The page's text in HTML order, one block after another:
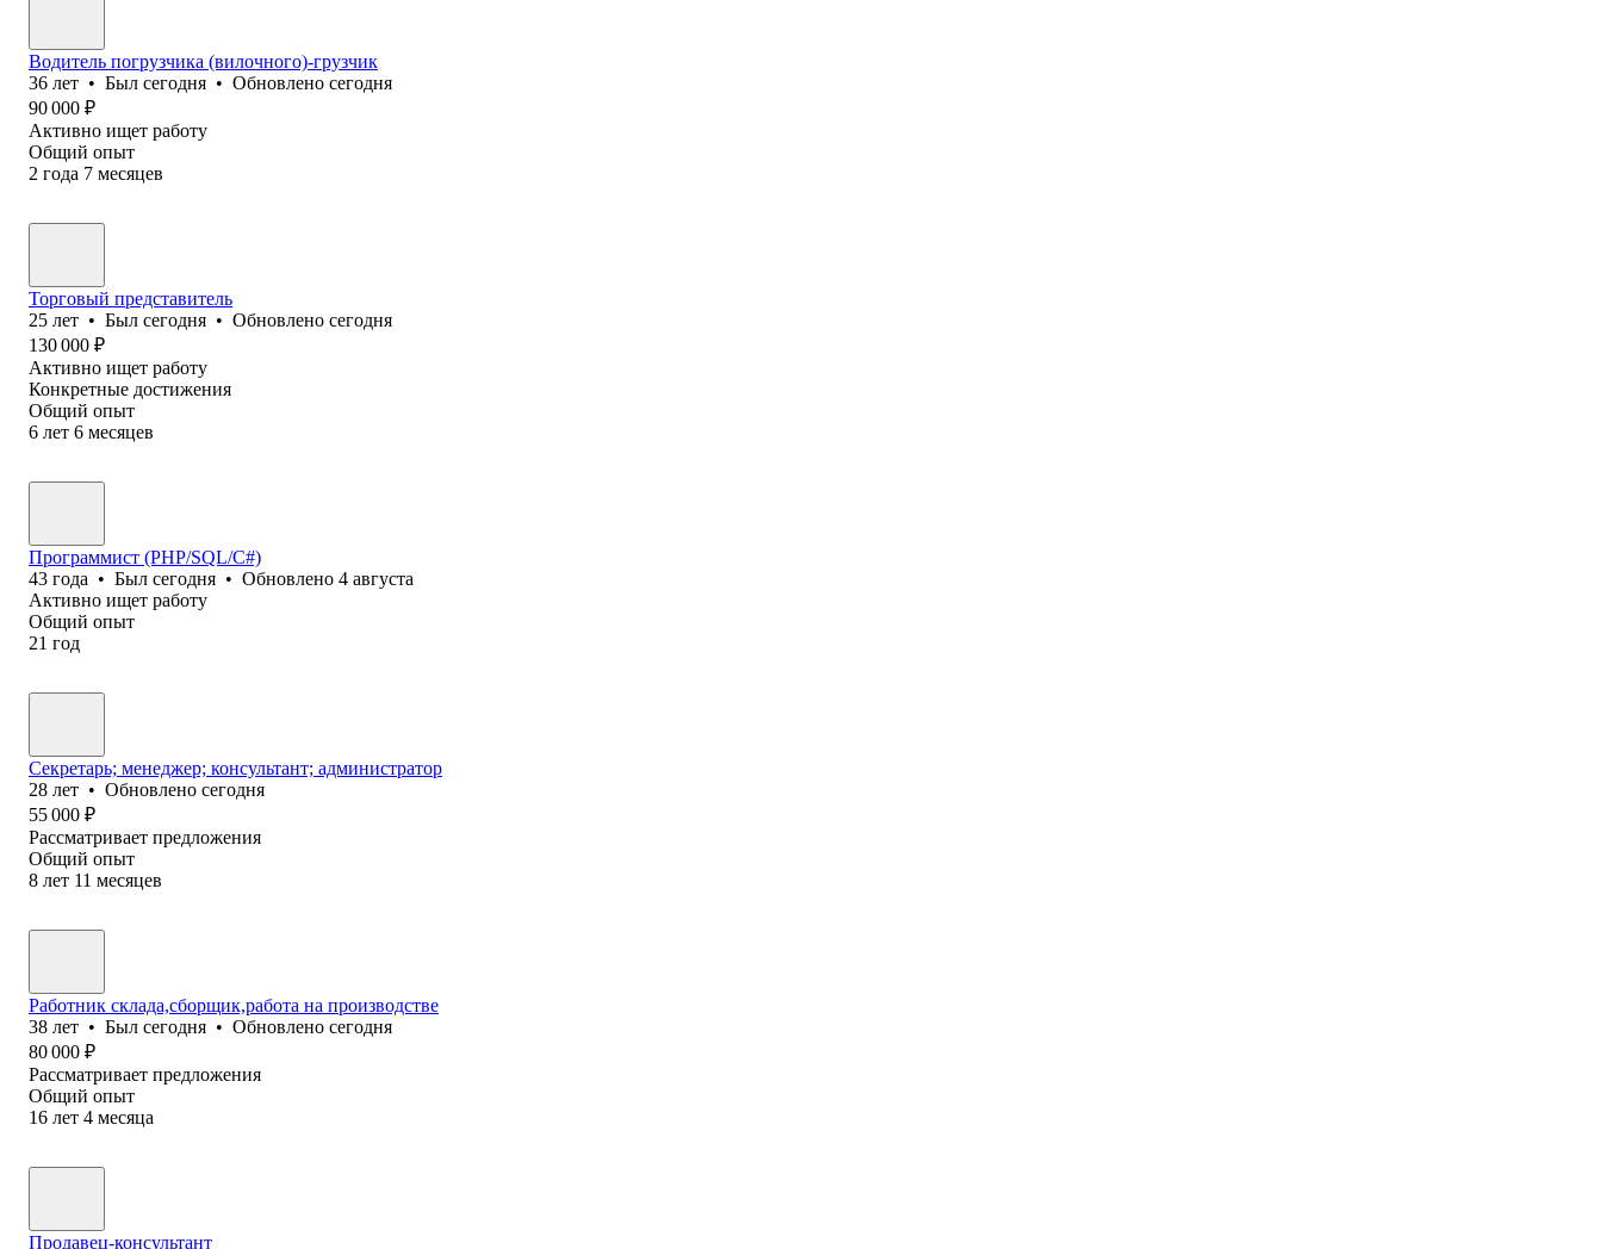
Водитель погрузчика (вилочного)-грузчик
36 лет • Был сегодня • Обновлено сегодня
90 000 ₽
Активно ищет работу
Общий опыт
2 года 7 месяцев
Торговый представитель
25 лет • Был сегодня • Обновлено сегодня
130 000 ₽
Активно ищет работу
Конкретные достижения
Общий опыт
6 лет 6 месяцев
Программист (PHP/SQL/C#)
43 года • Был сегодня • Обновлено 4 августа
Активно ищет работу
Общий опыт
21 год
Секретарь; менеджер; консультант; администратор
28 лет • Обновлено сегодня
55 000 ₽
Рассматривает предложения
Общий опыт
8 лет 11 месяцев
Работник склада,сборщик,работа на производстве
38 лет • Был сегодня • Обновлено сегодня
80 000 ₽
Рассматривает предложения
Общий опыт
16 лет 4 месяца
Продавец-консультант